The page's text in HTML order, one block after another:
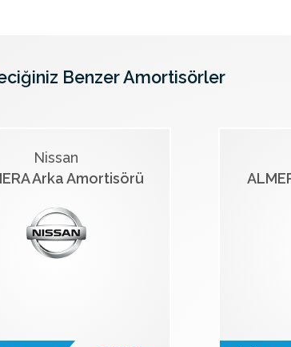
Benzer Amortisörler
Nissan
Arka Amortisörü